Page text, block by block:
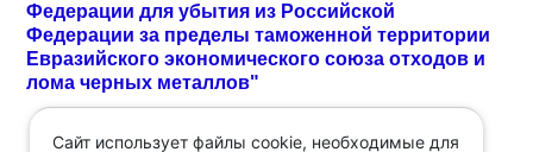
Федерации для убытия из Российской
Федерации за пределы таможенной территории
Евразийского экономического союза отходов и
лома черных металлов"
Сайт использует файлы cookie, необходимые для